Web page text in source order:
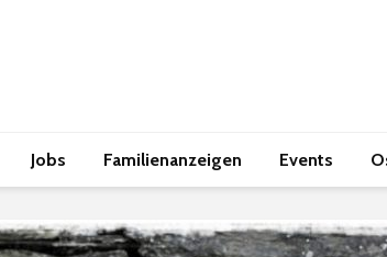
Jobs Familienanzeigen Events